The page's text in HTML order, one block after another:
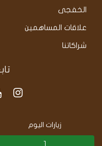
الخفجى
علاقات المساهمين
شراكاتنا
زيارات اليوم
1